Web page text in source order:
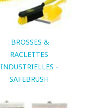
BROSSES &
RACLETTES
INDUSTRIELLES -
SAFEBRUSH